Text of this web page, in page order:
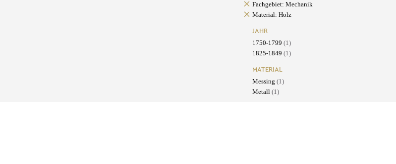
Fachgebiet: Mechanik
Material: Holz
JAHR
1750-1799 (1)
1825-1849 (1)
MATERIAL
Messing (1)
Metall (1)